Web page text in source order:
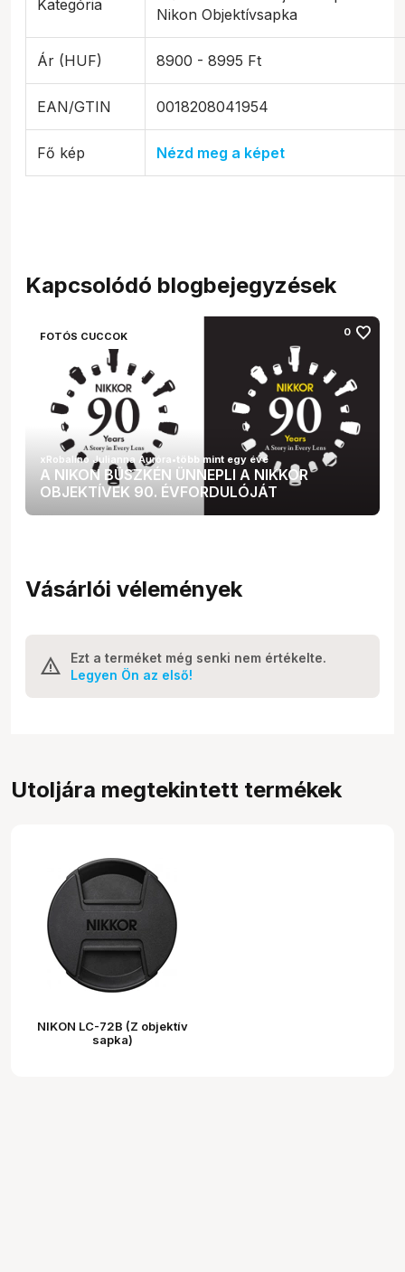
Kategória
Nikon Objektívsapka
Ár (HUF) 8900 - 8995 Ft
EAN/GTIN 0018208041954
Fő kép Nézd meg a képet
Kapcsolódó blogbejegyzések
FOTÓS CUCCOK 0 favorite
A NIKON BÜSZKÉN ÜNNEPLI A NIKKOR
OBJEKTÍVEK 90. ÉVFORDULÓJÁT
xRobalino Julianna Auróra•több mint egy éve
Vásárlói vélemények
Ezt a terméket még senki nem értékelte.
Legyen Ön az első!
Utoljára megtekintett termékek
NIKON LC-72B (Z objektív
sapka)